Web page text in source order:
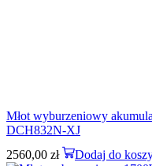
Młot wyburzeniowy
DCH832N-XJ
2560,00 zł Dodaj do